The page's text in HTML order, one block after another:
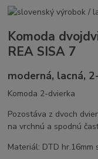
Komoda
REA SISA 7
moderná, lacná,
Komoda 2-dvierka
Pozostáva z dvoch
na vrchnú a spodnú
Materiál: DTD hr.16mm